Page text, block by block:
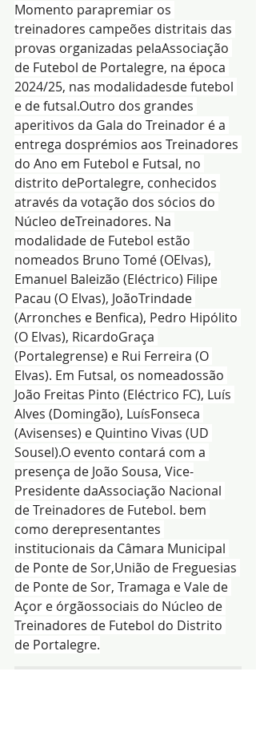
Momento parapremiar os
treinadores campeões distritais das
provas organizadas pelaAssociação
de Futebol de Portalegre, na época
2024/25, nas modalidadesde futebol
e de futsal.Outro dos grandes
aperitivos da Gala do Treinador é a
entrega dosprémios aos Treinadores
do Ano em Futebol e Futsal, no
distrito dePortalegre, conhecidos
através da votação dos sócios do
Núcleo deTreinadores. Na
modalidade de Futebol estão
nomeados Bruno Tomé (OElvas),
Emanuel Baleizão (Eléctrico) Filipe
Pacau (O Elvas), JoãoTrindade
(Arronches e Benfica), Pedro Hipólito
(O Elvas), RicardoGraça
(Portalegrense) e Rui Ferreira (O
Elvas). Em Futsal, os nomeadossão
João Freitas Pinto (Eléctrico FC), Luís
Alves (Domingão), LuísFonseca
(Avisenses) e Quintino Vivas (UD
Sousel).O evento contará com a
presença de João Sousa, Vice-
Presidente daAssociação Nacional
de Treinadores de Futebol. bem
como derepresentantes
institucionais da Câmara Municipal
de Ponte de Sor,União de Freguesias
de Ponte de Sor, Tramaga e Vale de
Açor e órgãossociais do Núcleo de
Treinadores de Futebol do Distrito
de Portalegre.